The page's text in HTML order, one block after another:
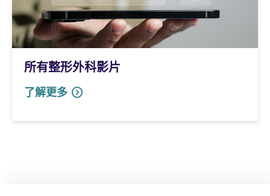
所有整形外科影片
了解更多